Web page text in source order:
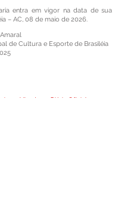
entra em vigor na data de sua
– AC, 08 de maio de 2026.
de Cultura e Esporte de Brasiléia
o publicado no Diário Oficial, mas